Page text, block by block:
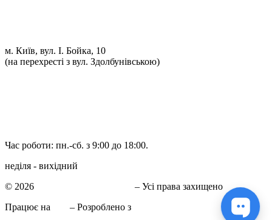
м. Київ, вул. І. Бойка, 10
(на перехресті з вул. Здолбунівською)
Час роботи: пн.-сб. з 9:00 до 18:00.
неділя - вихідний
© 2026
– Усі права захищено
Працює на
– Розроблено з